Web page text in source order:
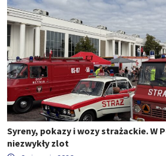
Syreny, pokazy i wozy strażackie. W
niezwykły zlot